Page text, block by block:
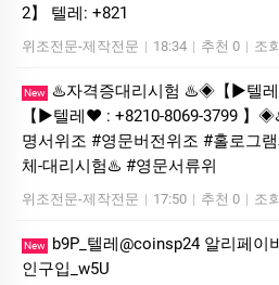
2】 텔레: +821
위조전문-제작전문 | 18:34 | 추천 0 | 조
New
♨️자격증대리시험 ♨️◈【▶텔레
【▶텔레♥ : +8210-8069-3799 】
명서위조 #영문버전위조 #홀로그
체-대리시험♨️ #영문서류위
위조전문-제작전문 | 17:50 | 추천 0 | 조
New
b9P_텔레@coinsp24 알리페이
인구입_w5U